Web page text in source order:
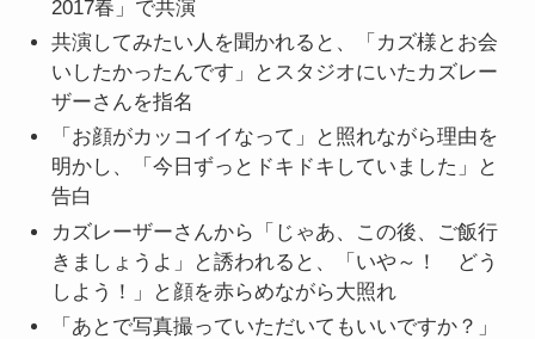
2017春」で共演
共演してみたい人を聞かれると、「カズ様とお会
いしたかったんです」とスタジオにいたカズレー
ザーさんを指名
「お顔がカッコイイなって」と照れながら理由を
明かし、「今日ずっとドキドキしていました」と
告白
カズレーザーさんから「じゃあ、この後、ご飯行
きましょうよ」と誘われると、「いや～！ どう
しよう！」と顔を赤らめながら大照れ
「あとで写真撮っていただいてもいいですか？」